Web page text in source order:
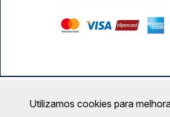
Calçada das Margaridas, 163 -
Utilizamos cookies para